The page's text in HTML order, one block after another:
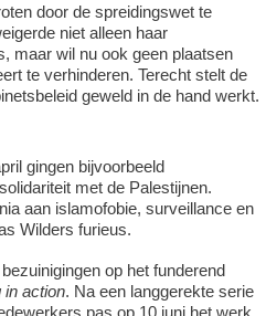
door de spreidingswet te
niet alleen haar
maar wil nu ook geen plaatsen
te verhinderen. Terecht stelt de
geweld in de hand werkt.
gingen bijvoorbeeld
met de Palestijnen.
aan islamofobie, surveillance en
Wilders furieus.
op het funderend
in action. Na een langgerekte serie
pas op 10 juni het werk